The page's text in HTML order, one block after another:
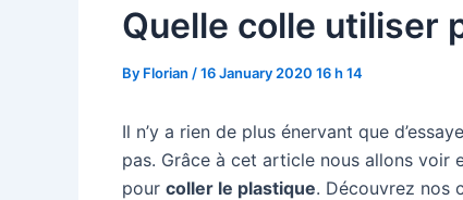
Quelle colle utiliser
By Florian /16 January 2020 16 h 14
Il n’y a rien de plus énervant que
pas. Grâce à cet article nous allons voir
pour coller le plastique. Découvrez nos